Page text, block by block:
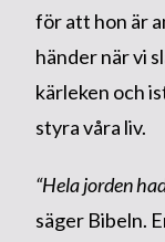
för att hon är
händer när vi
kärleken och
styra våra liv.
“Hela jorden
säger Bibeln.